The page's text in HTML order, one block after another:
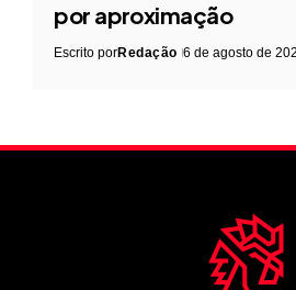
por aproximação
Escrito porRedação 6 de agosto de